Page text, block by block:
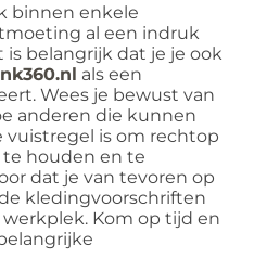
binnen enkele
al een indruk
is belangrijk dat je je ook
als een
Wees je bewust van
anderen die kunnen
vuistregel is om rechtop
houden en te
dat je van tevoren op
kledingvoorschriften
Kom op tijd en